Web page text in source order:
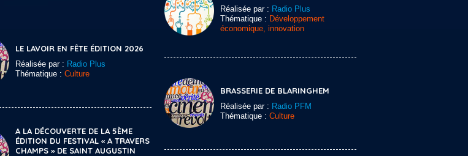
LE LAVOIR EN FÊTE ÉDITION 2026
Réalisée par : Radio Plus
Thématique : Culture
A LA DÉCOUVERTE DE LA 5ÈME
ÉDITION DU FESTIVAL « A TRAVERS
CHAMPS » DE SAINT AUGUSTIN
Réalisée par : Radio Plus
Thématique : Développement
économique, innovation
BRASSERIE DE BLARINGHEM
Réalisée par : Radio PFM
Thématique : Culture